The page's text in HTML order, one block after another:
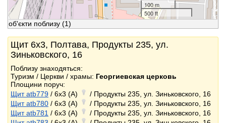
100 m
500 ft
об'єкти поблизу (1)
Щит 6x3, Полтава, Продукты 235, ул.
Зиньковского, 16
Поблизу знаходяться:
Туризм / Церкви / храмы: Георгиевская церковь
Площини поруч:
Щит atb779 / 6x3 (A)
/ Продукты 235, ул. Зиньковского, 16
Щит atb780 / 6x3 (A)
/ Продукты 235, ул. Зиньковского, 16
Щит atb781 / 6x3 (A)
/ Продукты 235, ул. Зиньковского, 16